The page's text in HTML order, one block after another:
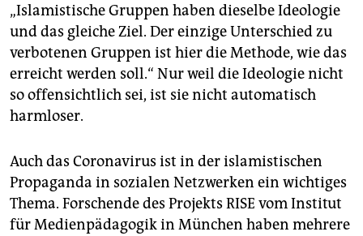
„Islamistische Gruppen haben dieselbe Ideologie
und das gleiche Ziel. Der einzige Unterschied zu
verbotenen Gruppen ist hier die Methode, wie das
erreicht werden soll.“ Nur weil die Ideologie nicht
so offensichtlich sei, ist sie nicht automatisch
harmloser.
Auch das Coronavirus ist in der islamistischen
Propaganda in sozialen Netzwerken ein wichtiges
Thema. Forschende des Projekts RISE vom Institut
für Medienpädagogik in München haben mehrere